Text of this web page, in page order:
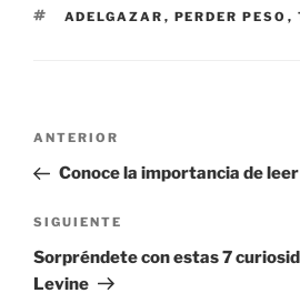
ETIQUETAS
ADELGAZAR , PERDER PESO ,
Navegación
entradas
Entrada
anterior:
ANTERIOR
Conoce la importancia de
Siguiente
entrada
SIGUIENTE
Sorpréndete con estas 7
Levine